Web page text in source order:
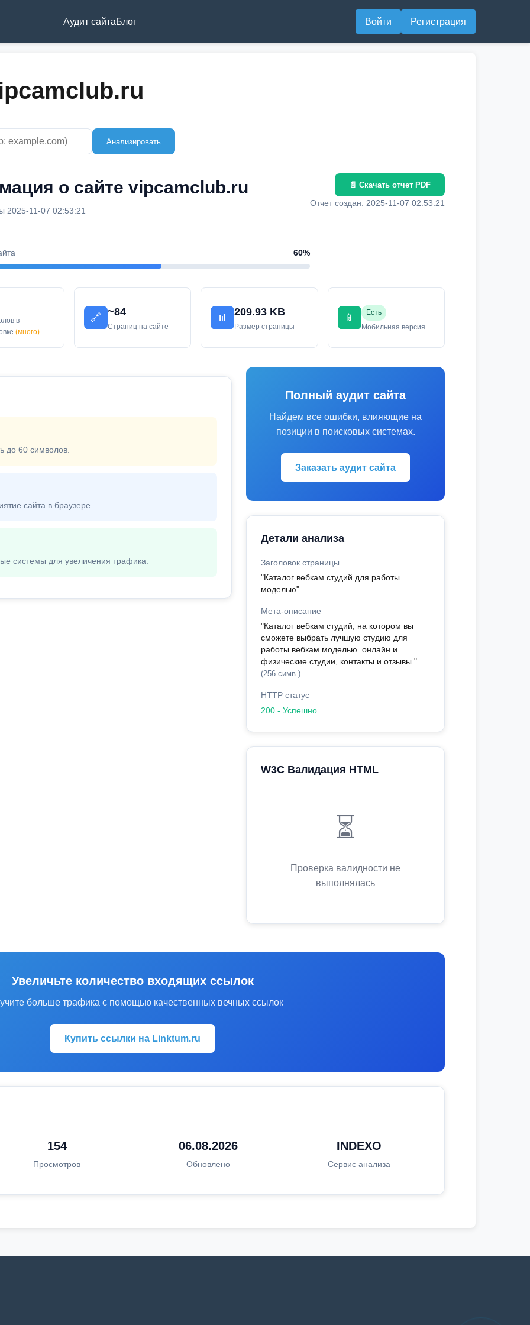
Аудит сайтаБлог Войти Регистрация
Анализировать
о сайте vipcamclub.ru
2025-11-07 02:53:21
60%
📄 Скачать отчет PDF
Отчет создан: 2025-11-07 02:53:21
в
(много)
🔗
~84
Страниц на сайте
📊
209.93 KB
Размер страницы
📱
Есть
Мобильная версия
до 60 символов.
сайта в браузере.
системы для увеличения трафика.
Полный аудит сайта
Найдем все ошибки, влияющие на
позиции в поисковых системах.
Заказать аудит сайта
Детали анализа
Заголовок страницы
"Каталог вебкам студий для работы
моделью"
Мета-описание
"Каталог вебкам студий, на котором вы
сможете выбрать лучшую студию для
работы вебкам моделью. онлайн и
физические студии, контакты и отзывы."
(256 симв.)
HTTP статус
200 - Успешно
W3C Валидация HTML
⏳
Проверка валидности не
выполнялась
Увеличьте количество входящих ссылок
больше трафика с помощью качественных вечных ссылок
Купить ссылки на Linktum.ru
154
Просмотров
06.08.2026
Обновлено
INDEXO
Сервис анализа